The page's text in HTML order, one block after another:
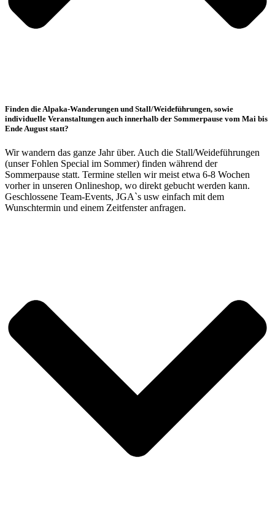
Finden die Alpaka-Wanderungen und Stall/Weideführungen, sowie
individuelle Veranstaltungen auch innerhalb der Sommerpause vom Mai bis
Ende August statt?
Wir wandern das ganze Jahr über. Auch die Stall/Weideführungen
(unser Fohlen Special im Sommer) finden während der
Sommerpause statt. Termine stellen wir meist etwa 6-8 Wochen
vorher in unseren Onlineshop, wo direkt gebucht werden kann.
Geschlossene Team-Events, JGA`s usw einfach mit dem
Wunschtermin und einem Zeitfenster anfragen.